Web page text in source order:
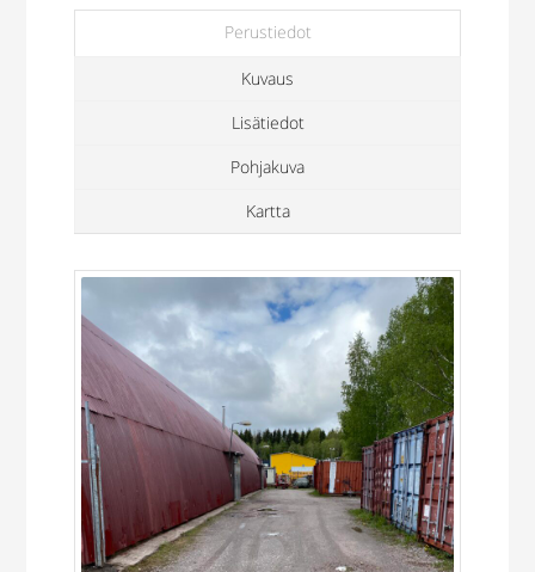
Perustiedot
Kuvaus
Lisätiedot
Pohjakuva
Kartta